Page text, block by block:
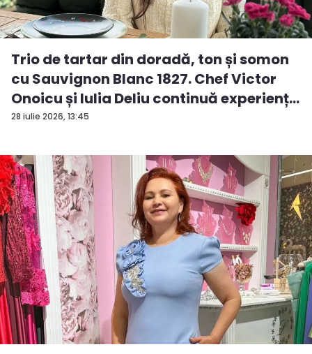
28 iulie 2026, 13:45
Trio de tartar din doradă, ton și somon
cu Sauvignon Blanc 1827. Chef Victor
Onoicu și Iulia Deliu continuă experienț...